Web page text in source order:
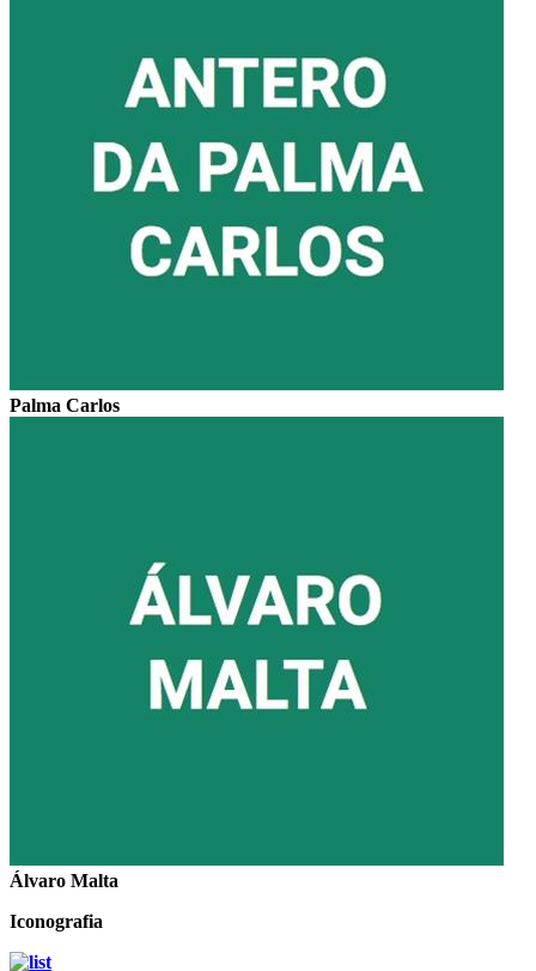
Palma Carlos
Álvaro Malta
Iconografia